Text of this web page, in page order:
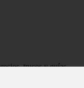
trucos y guías